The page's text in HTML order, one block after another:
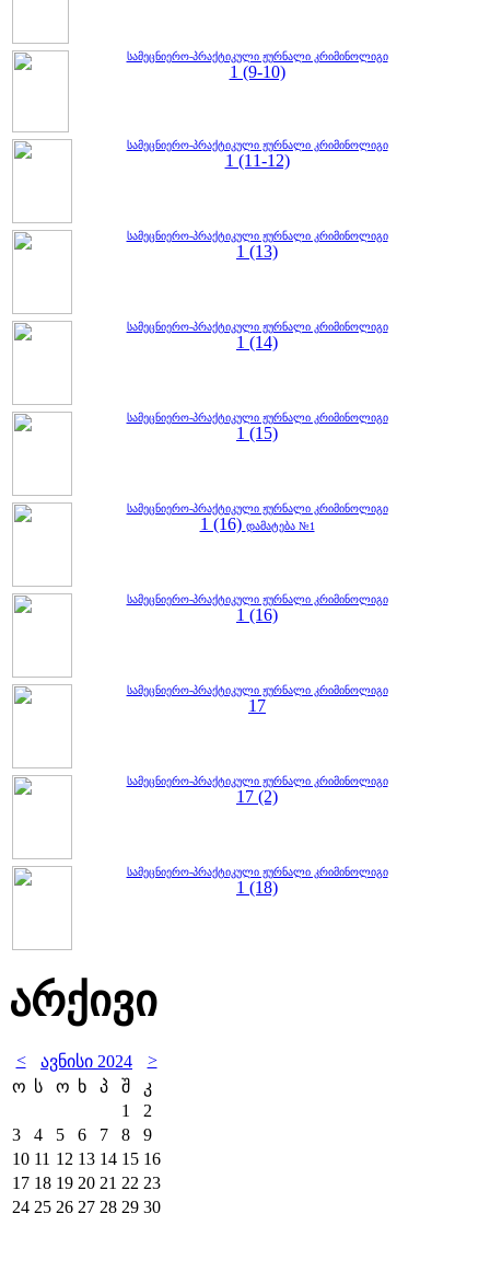
სამეცნიერო-პრაქტიკული ჟურნალი კრიმინოლიგი
1 (9-10)
სამეცნიერო-პრაქტიკული ჟურნალი კრიმინოლიგი
1 (11-12)
სამეცნიერო-პრაქტიკული ჟურნალი კრიმინოლიგი
1 (13)
სამეცნიერო-პრაქტიკული ჟურნალი კრიმინოლიგი
1 (14)
სამეცნიერო-პრაქტიკული ჟურნალი კრიმინოლიგი
1 (15)
სამეცნიერო-პრაქტიკული ჟურნალი კრიმინოლიგი
1 (16) დამატება №1
სამეცნიერო-პრაქტიკული ჟურნალი კრიმინოლიგი
1 (16)
სამეცნიერო-პრაქტიკული ჟურნალი კრიმინოლიგი
17
სამეცნიერო-პრაქტიკული ჟურნალი კრიმინოლიგი
17 (2)
სამეცნიერო-პრაქტიკული ჟურნალი კრიმინოლიგი
1 (18)
არქივი
< ავნისი 2024
>
ო ს ო ხ პ შ
კ
1
2
3
4 5 6 7 8
9
10 11 12 13 14 15 16
17 18 19 20 21 22 23
24 25 26 27 28 29 30